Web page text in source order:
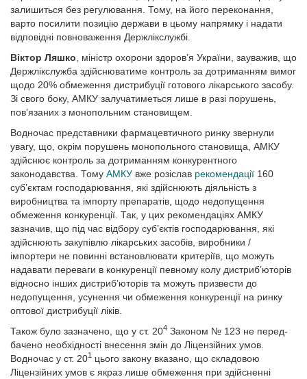
залишиться без регулювання. Тому, на його переконання,
варто посилити позицію держави в цьому напрямку і надати
відповідні повноваження Держлікслужбі.
Віктор Ляшко , міністр охорони здоров’я України, зауважив, що
Держлікслужба здійснюватиме контроль за дотриманням вимог
щодо 20% обмеження дистрибуції готового лікарського засобу.
Зі свого боку, АМКУ залучатиметься лише в разі порушень,
пов’язаних з монопольним становищем.
Водночас представники фармацевтичного ринку звернули
увагу, що, окрім порушень монопольного становища, АМКУ
здійснює контроль за дотриманням конкурентного
законодавства. Тому АМКУ вже розіслав рекомендації 160
суб’єктам господарювання, які здійснюють діяльність з
виробництва та імпорту препаратів, щодо недо­пущення
обмеження конкуренції. Так, у цих рекомендаціях АМКУ
зазначив, що під час відбору суб’єктів господарювання, які
здійснюють закупівлю лікарських засобів, виробники /
імпортери не повинні встановлювати критеріїв, що можуть
надавати переваги в конкуренції певному колу дистриб’юторів
відносно інших дистриб’юторів та можуть призвести до
недопущення, усунення чи обмеження конкуренції на ринку
оптової дистрибуції ліків.
Також було зазначено, що у ст. 204 Законом № 123 не перед­
бачено необхідності внесення змін до Ліцензійних умов.
Водночас у ст. 201
цього закону вказано, що складовою
Ліцензійних умов є якраз лише обмеження при здійсненні